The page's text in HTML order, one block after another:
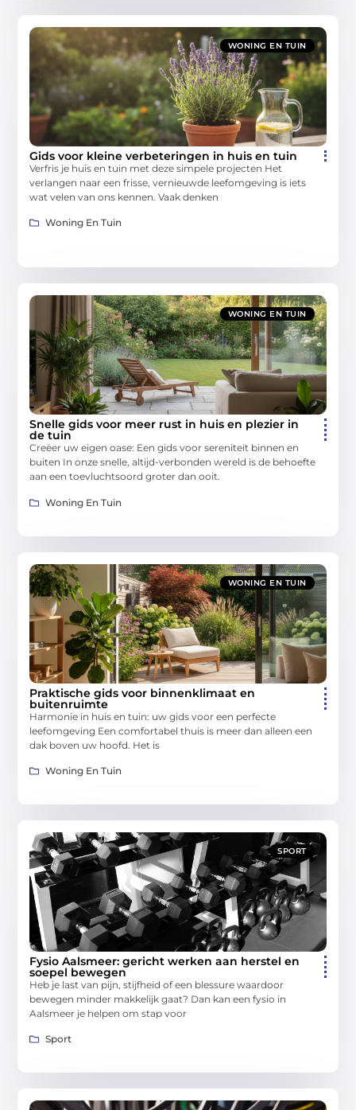
WONING EN TUIN
Gids voor kleine verbeteringen in huis en tuin
Verfris je huis en tuin met deze simpele projecten Het
verlangen naar een frisse, vernieuwde leefomgeving is iets
wat velen van ons kennen. Vaak denken
Woning En Tuin
WONING EN TUIN
Snelle gids voor meer rust in huis en plezier in
de tuin
Creëer uw eigen oase: Een gids voor sereniteit binnen en
buiten In onze snelle, altijd-verbonden wereld is de behoefte
aan een toevluchtsoord groter dan ooit.
Woning En Tuin
WONING EN TUIN
Praktische gids voor binnenklimaat en
buitenruimte
Harmonie in huis en tuin: uw gids voor een perfecte
leefomgeving Een comfortabel thuis is meer dan alleen een
dak boven uw hoofd. Het is
Woning En Tuin
SPORT
Fysio Aalsmeer: gericht werken aan herstel en
soepel bewegen
Heb je last van pijn, stijfheid of een blessure waardoor
bewegen minder makkelijk gaat? Dan kan een fysio in
Aalsmeer je helpen om stap voor
Sport